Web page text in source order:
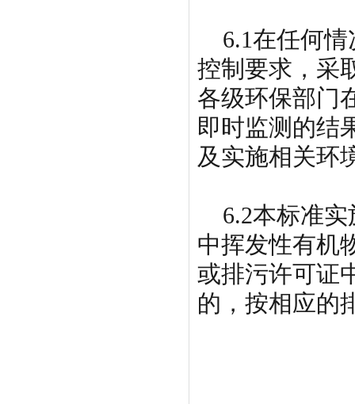
6.1在任何情
控制要求，采
各级环保部门
即时监测的结
及实施相关环
6.2本标准实
中挥发性有机
或排污许可证
的，按相应的